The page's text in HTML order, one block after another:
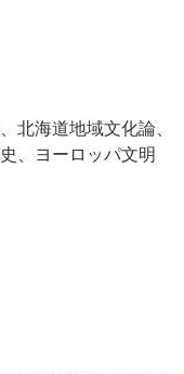
北海道地域文化論、
、ヨーロッパ文明